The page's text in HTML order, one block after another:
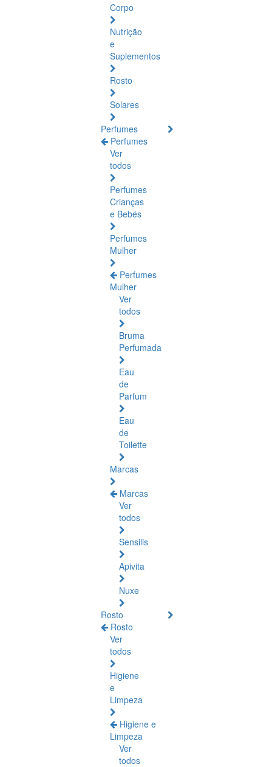
Corpo
Nutrição
e
Suplementos
Rosto
Solares
Perfumes
Perfumes
Ver
todos
Perfumes
Crianças
e Bebés
Perfumes
Mulher
Perfumes
Mulher
Ver
todos
Bruma
Perfumada
Eau
de
Parfum
Eau
de
Toilette
Marcas
Marcas
Ver
todos
Sensilis
Apivita
Nuxe
Rosto
Rosto
Ver
todos
Higiene
e
Limpeza
Higiene e
Limpeza
Ver
todos